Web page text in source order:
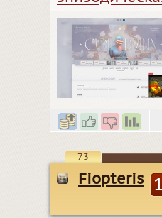
73
Fiopteris